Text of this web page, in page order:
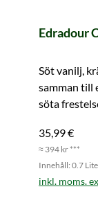
Edradour
Söt vanilj,
samman till
söta
35,99 €
≈ 394 kr ***
Innehåll: 0.7
inkl. moms.